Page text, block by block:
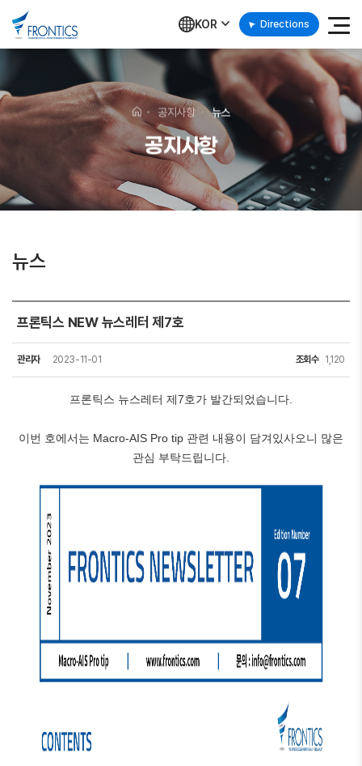
KOR Directions
공지사항 뉴스
공지사항
뉴스
프론틱스 NEW 뉴스레터 제7호
관리자 2023-11-01 조회수 1,120
프론틱스 뉴스레터 제7호가 발간되었습니다.
이번 호에서는 Macro-AIS Pro tip 관련 내용이 담겨있사오니 많은
관심 부탁드립니다.